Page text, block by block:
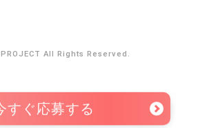
すぐ応募する
All Rights Reserved.